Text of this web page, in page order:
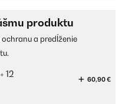
produktu
a predĺženie
12
60,90 €